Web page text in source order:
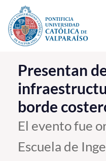
Click acá para ir directamente
La Universidad
Investigación, Creación
PUCV Internacional
Vinculación con el Medio
Presentan
borde
El evento fue
Escuela de